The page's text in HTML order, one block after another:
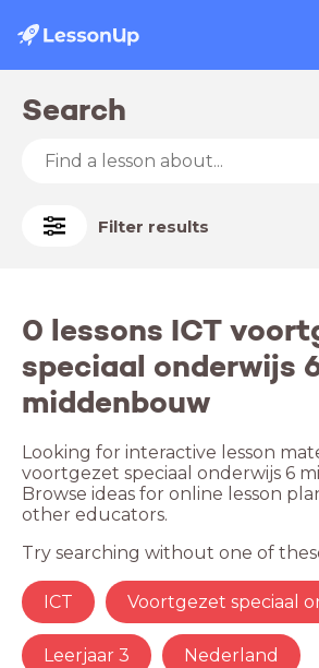
Search
Filter results
0 lessons ICT
speciaal onderwijs
middenbouw
Looking for interactive lesson
voortgezet speciaal onderwijs 6
Browse ideas for online lesson
other educators.
Try searching without one of
ICT Voortgezet speciaal
Leerjaar 3 Nederland